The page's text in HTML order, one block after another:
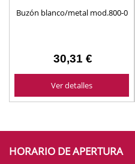
Buzón blanco/metal mod.800-0
30,31 €
Ver detalles
HORARIO DE APERTURA